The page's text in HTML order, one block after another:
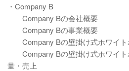
・Company B
Company Bの会社概要
Company Bの事業概要
Company Bの壁掛け式ホワイト
Company Bの壁掛け式ホワイト
量・売上